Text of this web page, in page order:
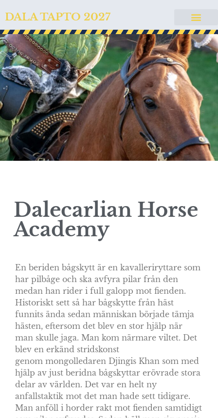
DALA TAPTO 2027
Dalecarlian Horse
Academy
En beriden bågskytt är en kavalleriryttare som
har pilbåge och ska avfyra pilar från den
medan han rider i full galopp mot fienden.
Historiskt sett så har bågskytte från häst
funnits ända sedan människan började tämja
hästen, eftersom det blev en stor hjälp när
man skulle jaga. Man kom närmare viltet. Det
blev en erkänd stridskonst
genom mongolledaren Djingis Khan som med
hjälp av just beridna bågskyttar erövrade stora
delar av världen. Det var en helt ny
anfallstaktik mot det man hade sett tidigare.
Man anföll i horder rakt mot fienden samtidigt